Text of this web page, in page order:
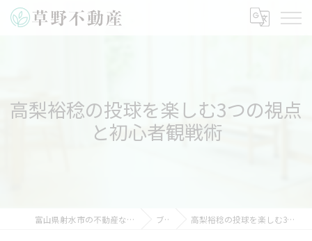
高梨裕稔の投球を楽しむ3つの視点
と初心者観戦術
富山県射水市の不動産なら草野不動産株式会社 ブログ 高梨裕稔の投球を楽しむ3つの視点と初心者観戦術